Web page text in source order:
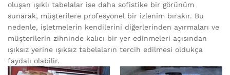
oluşan ışıklı tabelalar ise daha sofistike bir görünüm
sunarak, müşterilere profesyonel bir izlenim bırakır. Bu
nedenle, işletmelerin kendilerini diğerlerinden ayırmaları ve
müşterilerin zihninde kalıcı bir yer edinmeleri açısından
ışıksız yerine ışıksız tabelaların tercih edilmesi oldukça
faydalı olabilir.